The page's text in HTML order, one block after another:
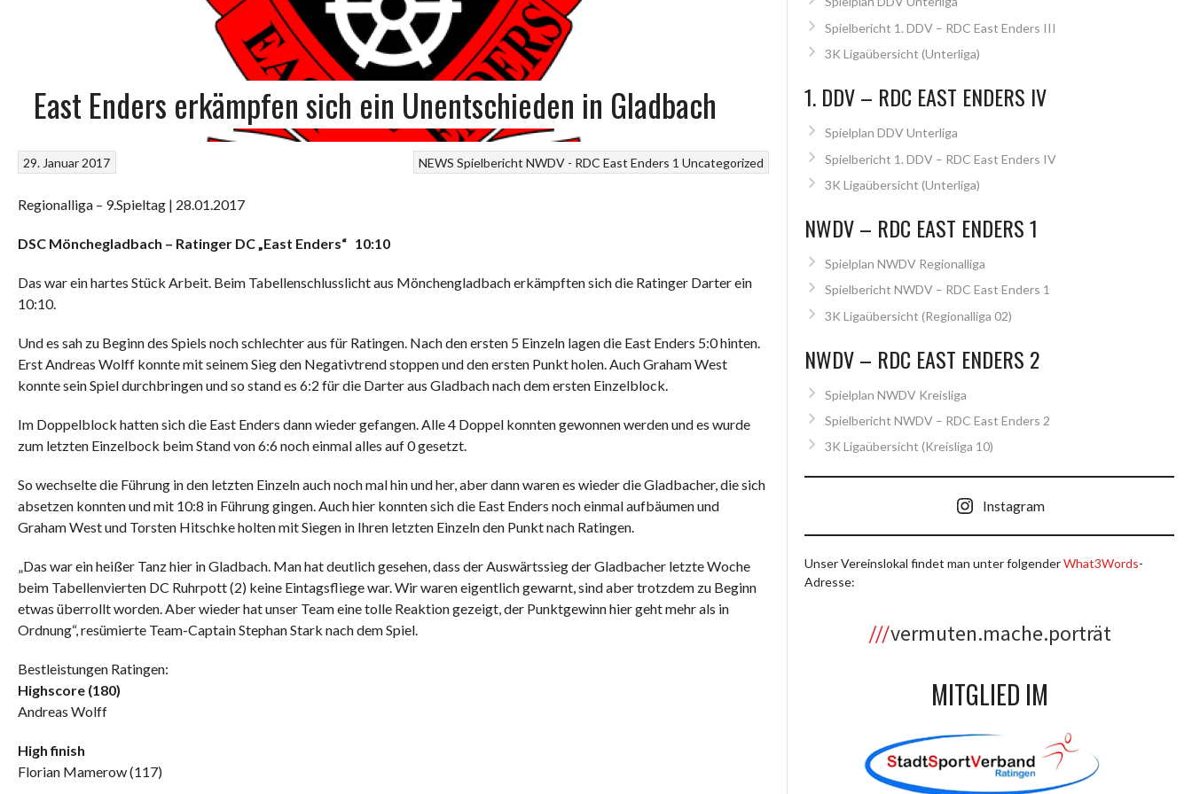
East Enders erkämpfen sich ein Unentschieden in Gladbach
NEWS Spielbericht NWDV - RDC East Enders 1 Uncategorized
29. Januar 2017
Regionalliga – 9.Spieltag | 28.01.2017
DSC Mönchegladbach – Ratinger DC „East Enders“ 10:10
Das war ein hartes Stück Arbeit. Beim Tabellenschlusslicht aus Mönchengladbach erkämpften sich die Ratinger Darter ein
10:10.
Und es sah zu Beginn des Spiels noch schlechter aus für Ratingen. Nach den ersten 5 Einzeln lagen die East Enders 5:0 hinten.
Erst Andreas Wolff konnte mit seinem Sieg den Negativtrend stoppen und den ersten Punkt holen. Auch Graham West
konnte sein Spiel durchbringen und so stand es 6:2 für die Darter aus Gladbach nach dem ersten Einzelblock.
Im Doppelblock hatten sich die East Enders dann wieder gefangen. Alle 4 Doppel konnten gewonnen werden und es wurde
zum letzten Einzelbock beim Stand von 6:6 noch einmal alles auf 0 gesetzt.
So wechselte die Führung in den letzten Einzeln auch noch mal hin und her, aber dann waren es wieder die Gladbacher, die sich
absetzen konnten und mit 10:8 in Führung gingen. Auch hier konnten sich die East Enders noch einmal aufbäumen und
Graham West und Torsten Hitschke holten mit Siegen in Ihren letzten Einzeln den Punkt nach Ratingen.
„Das war ein heißer Tanz hier in Gladbach. Man hat deutlich gesehen, dass der Auswärtssieg der Gladbacher letzte Woche
beim Tabellenvierten DC Ruhrpott (2) keine Eintagsfliege war. Wir waren eigentlich gewarnt, sind aber trotzdem zu Beginn
etwas überrollt worden. Aber wieder hat unser Team eine tolle Reaktion gezeigt, der Punktgewinn hier geht mehr als in
Ordnung“, resümierte Team-Captain Stephan Stark nach dem Spiel.
Bestleistungen Ratingen:
Highscore (180)
Andreas Wolff
High finish
Florian Mamerow (117)
Spielbericht 1. DDV – RDC East Enders III
3K Ligaübersicht (Unterliga)
1. DDV – RDC EAST ENDERS IV
Spielplan DDV Unterliga
Spielbericht 1. DDV – RDC East Enders IV
3K Ligaübersicht (Unterliga)
NWDV – RDC EAST ENDERS 1
Spielplan NWDV Regionalliga
Spielbericht NWDV – RDC East Enders 1
3K Ligaübersicht (Regionalliga 02)
NWDV – RDC EAST ENDERS 2
Spielplan NWDV Kreisliga
Spielbericht NWDV – RDC East Enders 2
3K Ligaübersicht (Kreisliga 10)
Instagram
Unser Vereinslokal findet man unter folgenderWhat3Words-
Adresse:
vermuten.mache.porträt
MITGLIED IM